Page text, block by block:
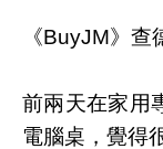
《BuyJM》查
前兩天在家用
電腦桌，覺得